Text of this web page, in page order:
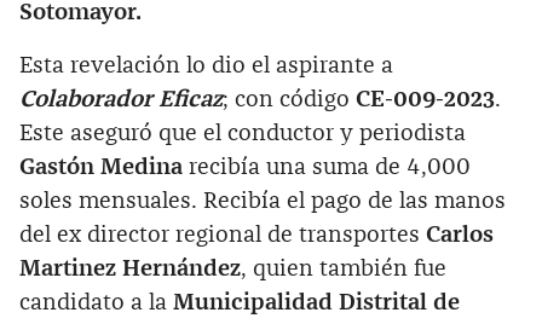
Sotomayor.
Esta revelación lo dio el aspirante a
Colaborador Eficaz; con código CE-009-2023.
Este aseguró que el conductor y periodista
Gastón Medina recibía una suma de 4,000
soles mensuales. Recibía el pago de las manos
del ex director regional de transportes Carlos
Martinez Hernández, quien también fue
candidato a la Municipalidad Distrital de